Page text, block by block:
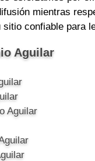
mientras
sitio confiable para
Aguilar
Aguilar